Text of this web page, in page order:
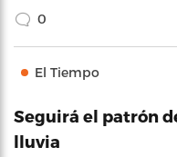
0
El Tiempo
Seguirá el patrón
lluvia